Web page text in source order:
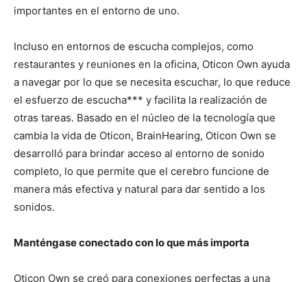
importantes en el entorno de uno.
Incluso en entornos de escucha complejos, como
restaurantes y reuniones en la oficina, Oticon Own ayuda
a navegar por lo que se necesita escuchar, lo que reduce
el esfuerzo de escucha*** y facilita la realización de
otras tareas. Basado en el núcleo de la tecnología que
cambia la vida de Oticon, BrainHearing, Oticon Own se
desarrolló para brindar acceso al entorno de sonido
completo, lo que permite que el cerebro funcione de
manera más efectiva y natural para dar sentido a los
sonidos.
Manténgase conectado con lo que más importa
Oticon Own se creó para conexiones perfectas a una